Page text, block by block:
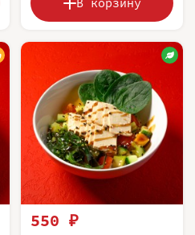
550 ₽